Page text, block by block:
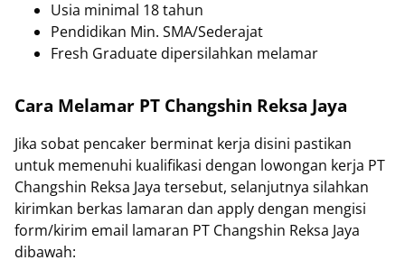
Usia minimal 18 tahun
Pendidikan Min. SMA/Sederajat
Fresh Graduate dipersilahkan melamar
Cara Melamar PT Changshin Reksa Jaya
Jika sobat pencaker berminat kerja disini pastikan
untuk memenuhi kualifikasi dengan lowongan kerja PT
Changshin Reksa Jaya tersebut, selanjutnya silahkan
kirimkan berkas lamaran dan apply dengan mengisi
form/kirim email lamaran PT Changshin Reksa Jaya
dibawah: